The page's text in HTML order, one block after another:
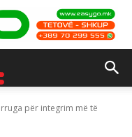
për integrim më të